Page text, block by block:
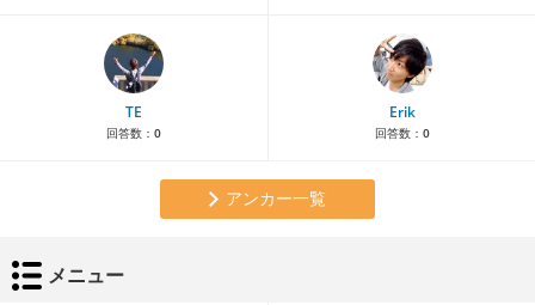
TE
回答数： 0
Erik
回答数： 0
アンカー一覧
メニュー